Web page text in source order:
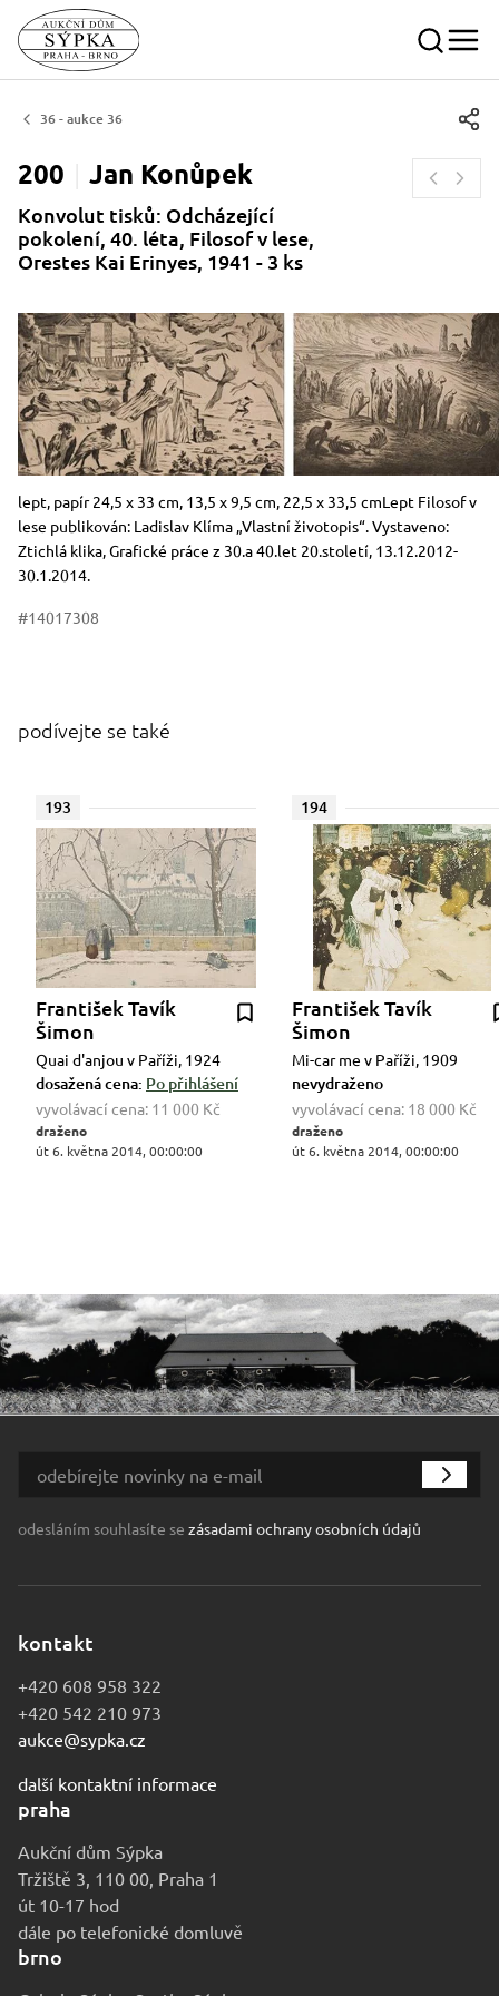
36 - aukce 36
200 Jan Konůpek
Konvolut tisků: Odcházející
pokolení, 40. léta, Filosof v lese,
Orestes Kai Erinyes, 1941 - 3 ks
Rozměry
Stručný popis předmětu
lept, papír 24,5 x 33 cm, 13,5 x 9,5 cm, 22,5 x 33,5 cmLept Filosof v
lese publikován: Ladislav Klíma „Vlastní životopis“. Vystaveno:
Ztichlá klika, Grafické práce z 30.a 40.let 20.století, 13.12.2012-
30.1.2014.
#14017308
podívejte se také
193
František Tavík
Šimon
Quai d'anjou v Paříži, 1924
dosažená cena: Po přihlášení
vyvolávací cena: 11 000 Kč
draženo
út 6. května 2014, 00:00:00
194
František Tavík
Šimon
Mi-car me v Paříži, 1909
nevydraženo
vyvolávací cena: 18 000 Kč
draženo
út 6. května 2014, 00:00:00
odesláním souhlasíte se zásadami ochrany osobních údajů
kontakt
+420 608 958 322
+420 542 210 973
aukce@sypka.cz
další kontaktní informace
praha
Aukční dům Sýpka
Tržiště 3, 110 00, Praha 1
út 10-17 hod
dále po telefonické domluvě
brno